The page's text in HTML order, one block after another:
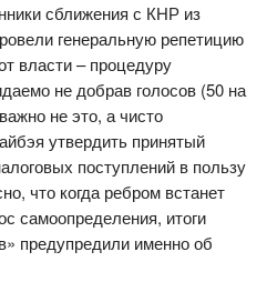
сближения с КНР из
генеральную репетицию
власти – процедуру
не добрав голосов (50 на
не это, а чисто
утвердить принятый
поступлений в пользу
что когда ребром встанет
самоопределения, итоги
предупредили именно об